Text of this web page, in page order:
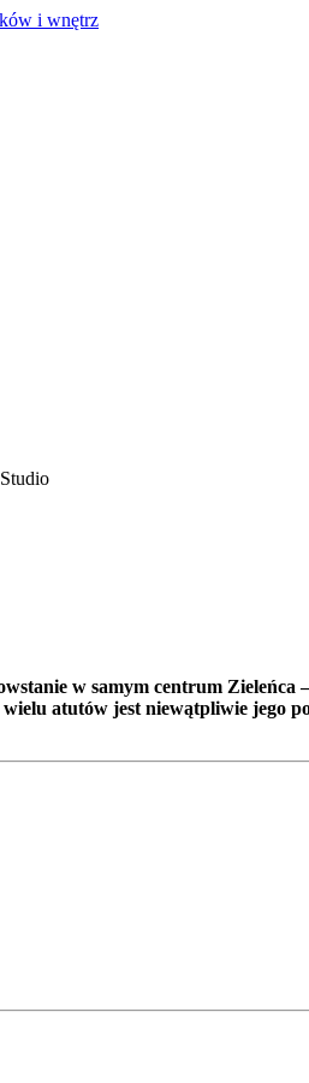
w samym centrum Zieleńca
atutów jest niewątpliwie jego